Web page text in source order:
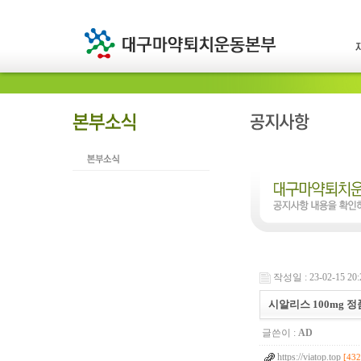
작성일 : 23-02-15
시알리스 100mg
글쓴이 : AD
https://viatop.top